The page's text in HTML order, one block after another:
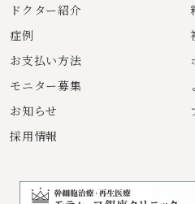
ドクター紹介
症例
お支払い方法
モニター募集
お知らせ
採用情報